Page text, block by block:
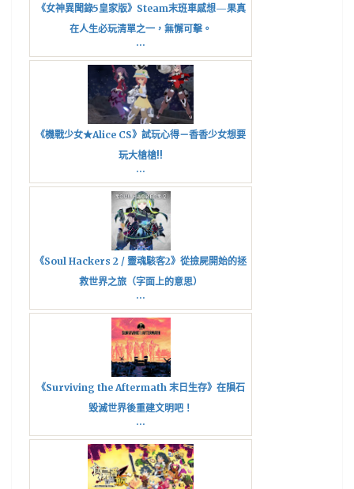
《女神異聞錄5皇家版》Steam末班車感想—果真
在人生必玩清單之一，無懈可擊。
...
《機戰少女★Alice CS》試玩心得－香香少女想要
玩大槍槍!!
...
《Soul Hackers 2 / 靈魂駭客2》從撿屍開始的拯
救世界之旅（字面上的意思）
...
《Surviving the Aftermath 末日生存》在隕石
毀滅世界後重建文明吧！
...